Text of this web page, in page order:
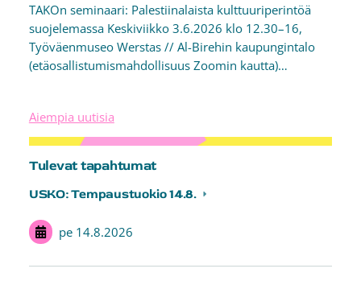
TAKOn seminaari: Palestiinalaista kulttuuriperintöä
suojelemassa Keskiviikko 3.6.2026 klo 12.30–16,
Työväenmuseo Werstas // Al-Birehin kaupungintalo
(etäosallistumismahdollisuus Zoomin kautta)…
Aiempia uutisia
Tulevat tapahtumat
USKO: Tempaustuokio 14.8.
pe 14.8.2026